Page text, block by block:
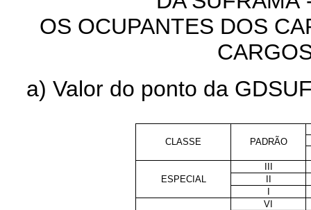
OS OCUPANTES DOS
a) Valor do ponto da
CLASSE PADRÃO
ESPECIAL
III
II
I
VI